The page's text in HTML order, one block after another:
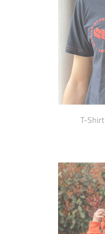
T-